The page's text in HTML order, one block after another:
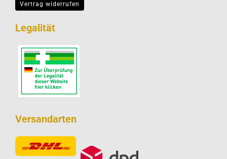
Vertrag widerrufen
Legalität
Versandarten